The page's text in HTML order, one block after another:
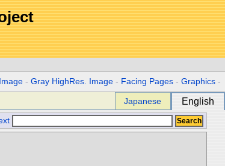
-Gray HighRes. Image - Facing Pages -Graphics -
Japanese English